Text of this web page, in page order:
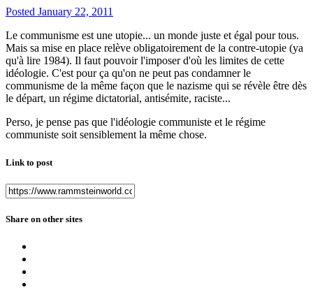
Posted January 22, 2011
Le communisme est une utopie... un monde juste et égal pour tous.
Mais sa mise en place relève obligatoirement de la contre-utopie (ya
qu'à lire 1984). Il faut pouvoir l'imposer d'où les limites de cette
idéologie. C'est pour ça qu'on ne peut pas condamner le
communisme de la même façon que le nazisme qui se révèle être dès
le départ, un régime dictatorial, antisémite, raciste...
Perso, je pense pas que l'idéologie communiste et le régime
communiste soit sensiblement la même chose.
Link to post
Share on other sites